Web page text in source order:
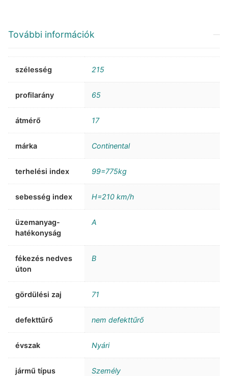
További információk
szélesség 215
profilarány 65
átmérő 17
márka Continental
terhelési index 99=775kg
sebesség index H=210 km/h
üzemanyag-
hatékonyság
A
fékezés nedves
úton
B
gördülési zaj 71
defekttűrő nem defekttűrő
évszak Nyári
jármű típus Személy